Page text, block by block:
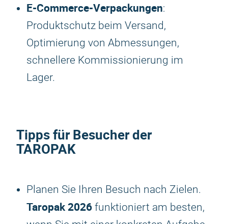
E-Commerce-Verpackungen:
Produktschutz beim Versand,
Optimierung von Abmessungen,
schnellere Kommissionierung im
Lager.
Tipps für Besucher der
TAROPAK
Planen Sie Ihren Besuch nach Zielen.
Taropak 2026 funktioniert am besten,